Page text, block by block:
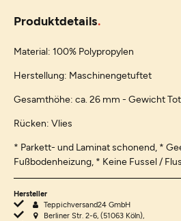
Produktdetails
Material: 100% Polypropylen
Herstellung: Maschinengetuftet
Gesamthöhe: ca. 26 mm - Gewicht
Rücken: Vlies
* Parkett- und Laminat schonend, *
Fußbodenheizung, * Keine Fussel /
Hersteller
Teppichversand24 GmbH
Berliner Str. 2-6, (51063 Köln),